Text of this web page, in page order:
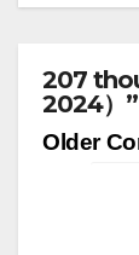
207
2024）”
Older